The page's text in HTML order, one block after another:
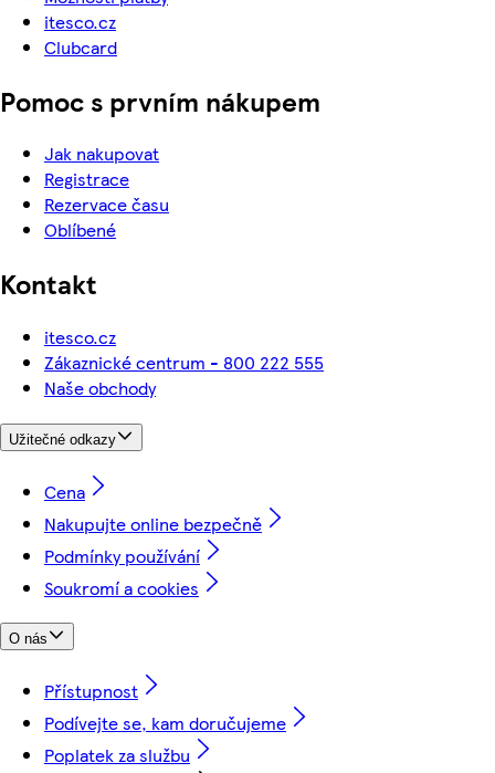
itesco.cz
Clubcard
Pomoc s prvním nákupem
Jak nakupovat
Registrace
Rezervace času
Oblíbené
Kontakt
itesco.cz
Zákaznické centrum - 800 222 555
Naše obchody
Užitečné odkazy
Cena
Nakupujte online bezpečně
Podmínky používání
Soukromí a cookies
O nás
Přístupnost
Podívejte se, kam doručujeme
Poplatek za službu